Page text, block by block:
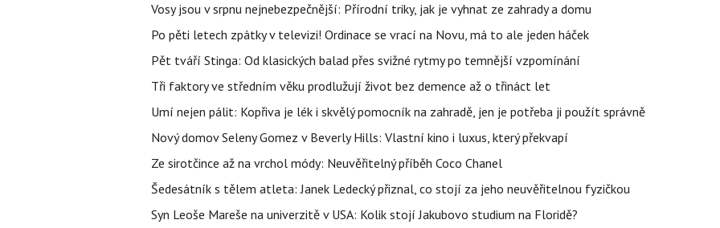
Vosy jsou v srpnu nejnebezpečnější: Přírodní triky, jak je vyhnat ze zahrady a domu
Po pěti letech zpátky v televizi! Ordinace se vrací na Novu, má to ale jeden háček
Pět tváří Stinga: Od klasických balad přes svižné rytmy po temnější vzpomínání
Tři faktory ve středním věku prodlužují život bez demence až o třináct let
Umí nejen pálit: Kopřiva je lék i skvělý pomocník na zahradě, jen je potřeba ji použít správně
Nový domov Seleny Gomez v Beverly Hills: Vlastní kino i luxus, který překvapí
Ze sirotčince až na vrchol módy: Neuvěřitelný příběh Coco Chanel
Šedesátník s tělem atleta: Janek Ledecký přiznal, co stojí za jeho neuvěřitelnou fyzičkou
Syn Leoše Mareše na univerzitě v USA: Kolik stojí Jakubovo studium na Floridě?